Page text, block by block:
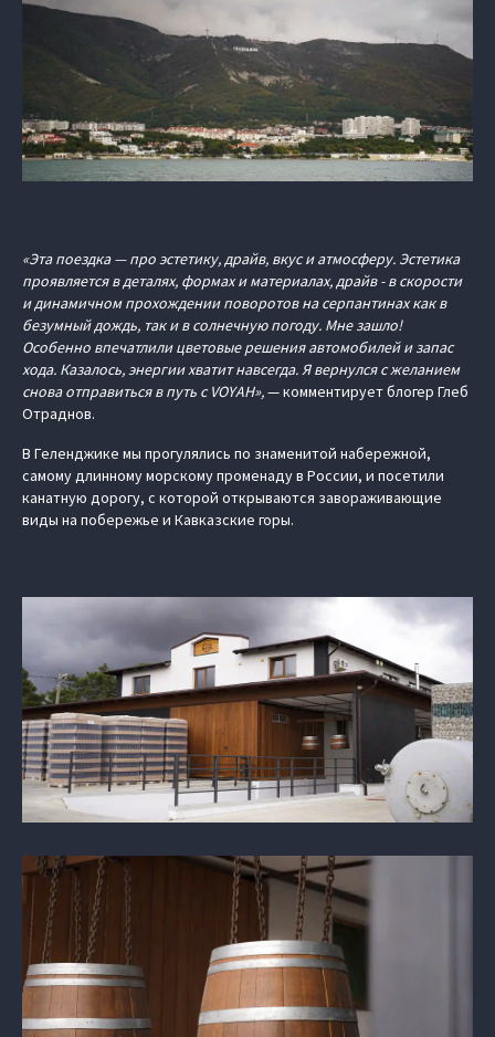
«Эта поездка — про эстетику, драйв, вкус и атмосферу. Эстетика
проявляется в деталях, формах и материалах, драйв - в скорости
и динамичном прохождении поворотов на серпантинах как в
безумный дождь, так и в солнечную погоду. Мне зашло!
Особенно впечатлили цветовые решения автомобилей и запас
хода. Казалось, энергии хватит навсегда. Я вернулся с желанием
снова отправиться в путь с VOYAH»,— комментирует блогер Глеб
Отраднов.
В Геленджике мы прогулялись по знаменитой набережной,
самому длинному морскому променаду в России, и посетили
канатную дорогу, с которой открываются завораживающие
виды на побережье и Кавказские горы.